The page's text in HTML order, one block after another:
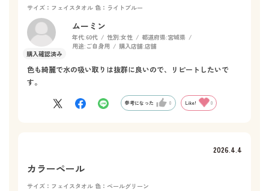
サイズ：フェイスタオル 色：ライトブルー
ムーミン
年代:60代 性別:女性 都道府県:宮城県
用途: ご自身用 購入店舗:店舗
色も綺麗で水の吸い取りは抜群に良いので、リピートしたいで
す。
参考になった 0 Like! 0
2026.4.4
カラーペール
サイズ：フェイスタオル 色：ペールグリーン